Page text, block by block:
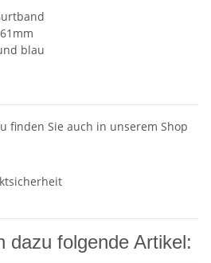
blau
finden Sie auch in unserem Shop
dazu folgende Artikel: